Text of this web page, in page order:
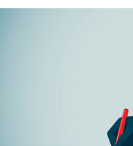
Språkfrågor
Anmäl till